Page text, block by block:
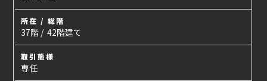
所在 / 総階
37階 / 42階建て
取引態様
専任